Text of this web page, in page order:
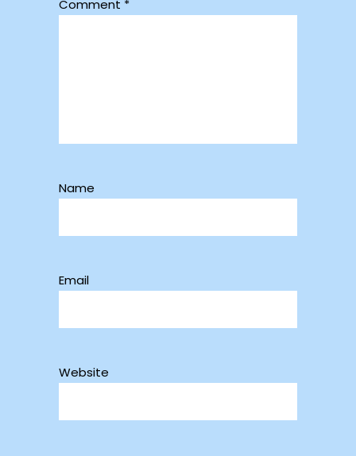
Comment *
Name
Email
Website